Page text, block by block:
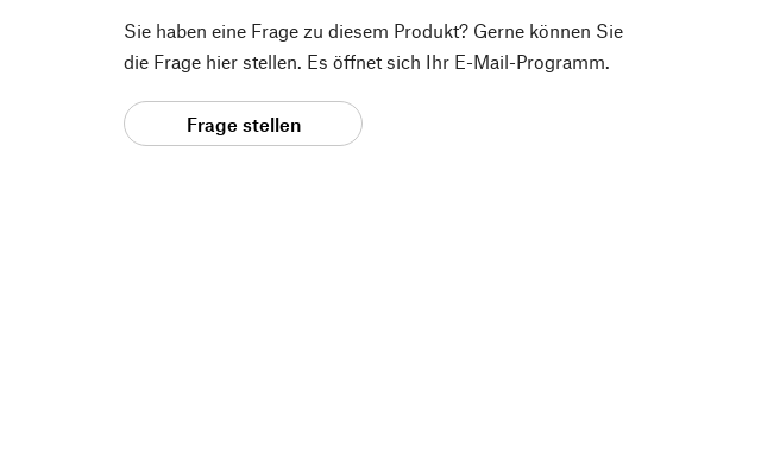
Sie haben eine Frage zu diesem Produkt? Gerne können Sie
die Frage hier stellen. Es öffnet sich Ihr E-Mail-Programm.
Frage stellen